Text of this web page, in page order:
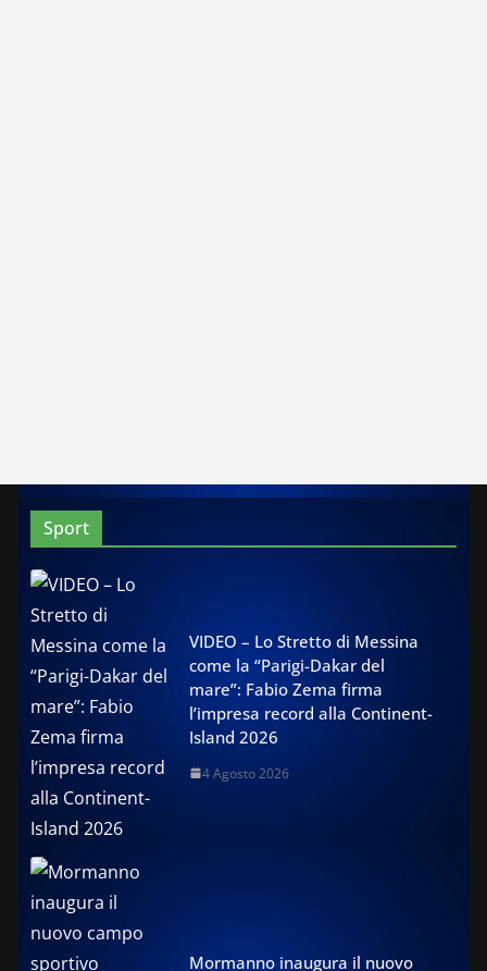
Sport
VIDEO – Lo Stretto di Messina
come la “Parigi-Dakar del
mare”: Fabio Zema firma
l’impresa record alla Continent-
Island 2026
4 Agosto 2026
Mormanno inaugura il nuovo